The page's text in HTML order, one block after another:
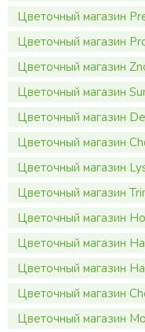
Цветочный магазин
Цветочный магазин
Цветочный магазин
Цветочный магазин
Цветочный магазин
Цветочный магазин
Цветочный магазин
Цветочный магазин
Цветочный магазин
Цветочный магазин
Цветочный магазин
Цветочный магазин
Цветочный магазин